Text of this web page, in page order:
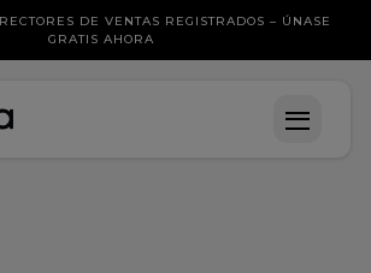
DE VENTAS REGISTRADOS – ÚNASE
GRATIS AHORA